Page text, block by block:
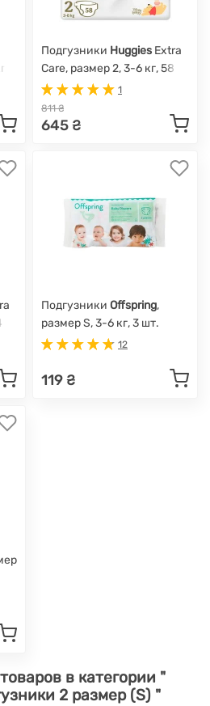
Подгузники Huggies Extra
Care, размер 2, 3-6 кг, 58
шт.
1
811 ₴
645 ₴
Подгузники Offspring,
размер S, 3-6 кг, 3 шт.
12
119 ₴
в категории "
2 размер (S) "